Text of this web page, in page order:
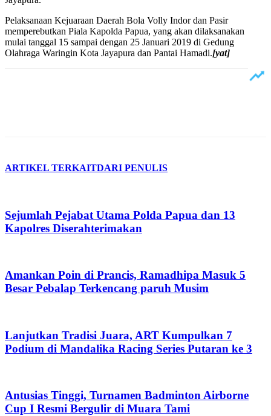
Pelaksanaan Kejuaraan Daerah Bola Volly Indor dan Pasir
memperebutkan Piala Kapolda Papua, yang akan dilaksanakan
mulai tanggal 15 sampai dengan 25 Januari 2019 di Gedung
Olahraga Waringin Kota Jayapura dan Pantai Hamadi.[yat]
ARTIKEL TERKAITDARI PENULIS
Sejumlah Pejabat Utama Polda Papua dan 13
Kapolres Diserahterimakan
Amankan Poin di Prancis, Ramadhipa Masuk 5
Besar Pebalap Terkencang paruh Musim
Lanjutkan Tradisi Juara, ART Kumpulkan 7
Podium di Mandalika Racing Series Putaran ke 3
Antusias Tinggi, Turnamen Badminton Airborne
Cup I Resmi Bergulir di Muara Tami